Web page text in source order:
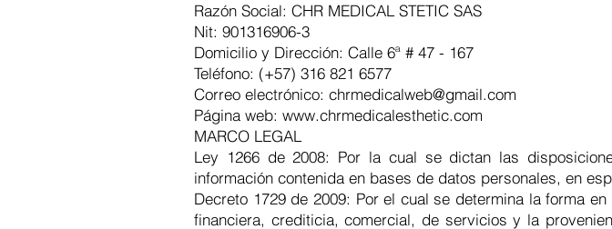
Razón Social: CHR MEDICAL STETIC SAS
Nit: 901316906-3
Domicilio y Dirección: Calle 6ª # 47 - 167
Teléfono: (+57) 316 821 6577
Correo electrónico: chrmedicalweb@gmail.com
Página web: www.chrmedicalesthetic.com
MARCO LEGAL
Ley 1266 de 2008: Por la cual se dictan las
información contenida en bases de datos personales, en
Decreto 1729 de 2009: Por el cual se determina la forma
financiera, crediticia, comercial, de servicios y la